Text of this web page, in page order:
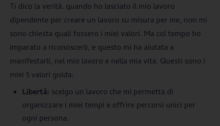
Ti dico la verità. quando ho lasciato il mio lavoro
dipendente per creare un lavoro su misura per me, non mi
sono chiesta quali fossero i miei valori. Ma col tempo ho
imparato a riconoscerli, e questo mi ha aiutata a
manifestarli, nel mio lavoro e nella mia vita. Questi sono i
miei 5 valori guida:
Libertà: scelgo un lavoro che mi permetta di
organizzare i miei tempi e offrire percorsi unici per
ogni persona.